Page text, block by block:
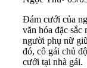
Đám cưới của
văn hóa đặc sắc
người phụ nữ
đó, cô gái chủ
cưới tại nhà gái.